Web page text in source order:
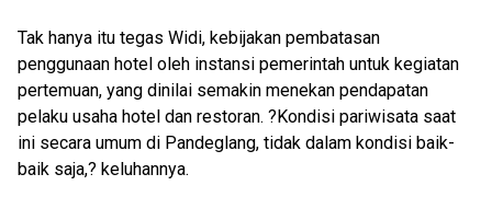
Tak hanya itu tegas Widi, kebijakan pembatasan
penggunaan hotel oleh instansi pemerintah untuk kegiatan
pertemuan, yang dinilai semakin menekan pendapatan
pelaku usaha hotel dan restoran. ?Kondisi pariwisata saat
ini secara umum di Pandeglang, tidak dalam kondisi baik-
baik saja,? keluhannya.